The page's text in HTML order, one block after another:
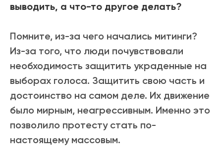
выводить, а что-то другое делать?
Помните, из-за чего начались митинги?
Из-за того, что люди почувствовали
необходимость защитить украденные на
выборах голоса. Защитить свою часть и
достоинство на самом деле. Их движение
было мирным, неагрессивным. Именно это
позволило протесту стать по-
настоящему массовым.